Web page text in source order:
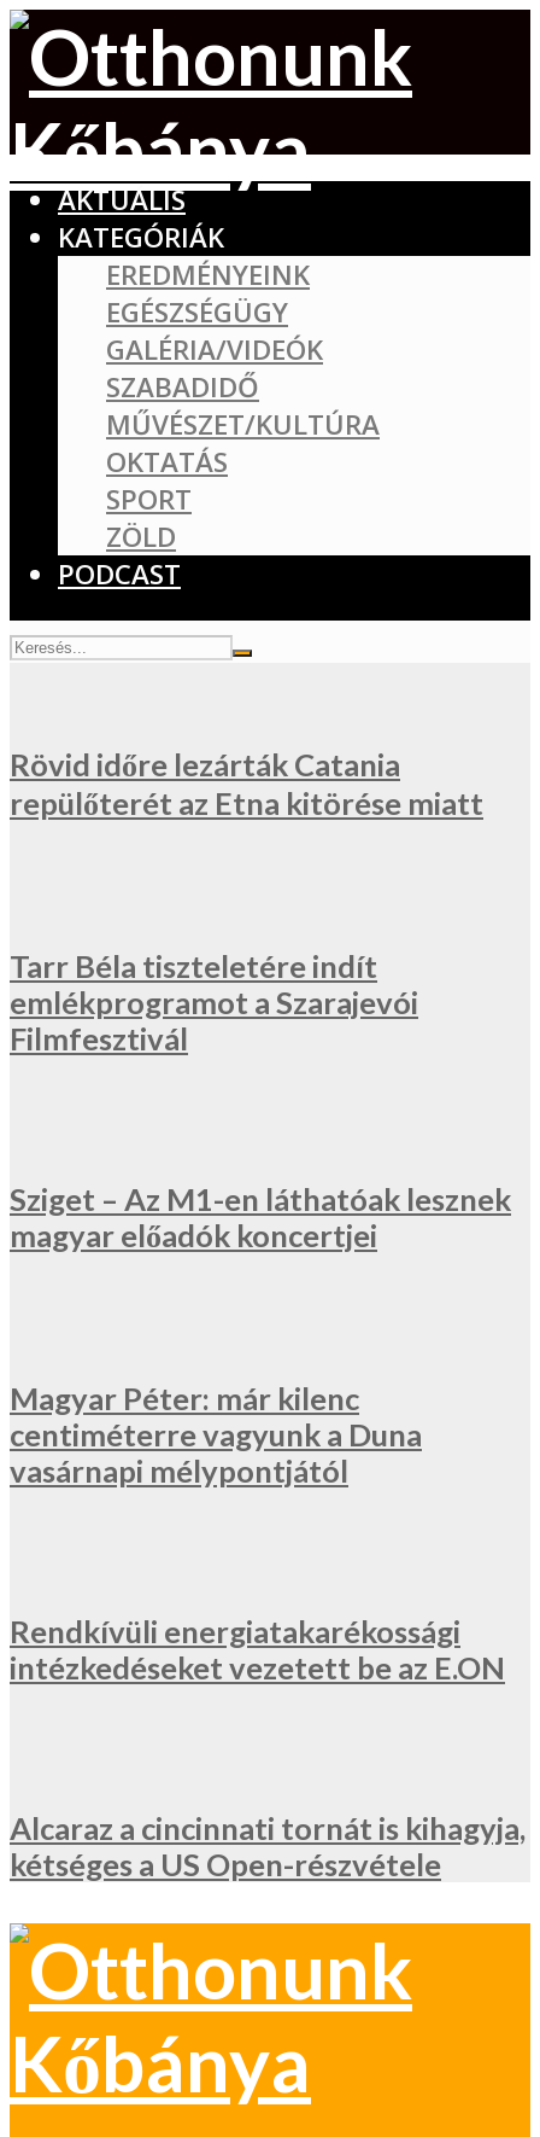
AKTUÁLIS
KATEGÓRIÁK
EREDMÉNYEINK
EGÉSZSÉGÜGY
GALÉRIA/VIDEÓK
SZABADIDŐ
MŰVÉSZET/KULTÚRA
OKTATÁS
SPORT
ZÖLD
PODCAST
Rövid időre lezárták Catania
repülőterét az Etna kitörése miatt
Tarr Béla tiszteletére indít
emlékprogramot a Szarajevói
Filmfesztivál
Sziget – Az M1-en láthatóak lesznek
magyar előadók koncertjei
Magyar Péter: már kilenc
centiméterre vagyunk a Duna
vasárnapi mélypontjától
Rendkívüli energiatakarékossági
intézkedéseket vezetett be az E.ON
Alcaraz a cincinnati tornát is kihagyja,
kétséges a US Open-részvétele